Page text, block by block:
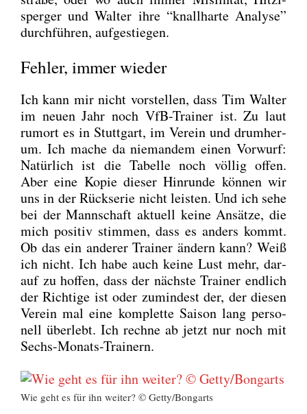
sper­ger und Wal­ter ihre “knall­har­te Ana­ly­se”
durch­füh­ren, auf­ge­stie­gen.
Fehler, immer wieder
Ich kann mir nicht vor­stel­len, dass Tim Wal­ter
im neu­en Jahr noch VfB-Trai­ner ist. Zu laut
rumort es in Stutt­gart, im Ver­ein und drum­her­
um. Ich mache da nie­man­dem einen Vor­wurf:
Natür­lich ist die Tabel­le noch völ­lig offen.
Aber eine Kopie die­ser Hin­run­de kön­nen wir
uns in der Rück­se­rie nicht leis­ten. Und ich sehe
bei der Mann­schaft aktu­ell kei­ne Ansät­ze, die
mich posi­tiv stim­men, dass es anders kommt.
Ob das ein ande­rer Trai­ner ändern kann? Weiß
ich nicht. Ich habe auch kei­ne Lust mehr, dar­
auf zu hof­fen, dass der nächs­te Trai­ner end­lich
der Rich­ti­ge ist oder zumin­dest der, der die­sen
Ver­ein mal eine kom­plet­te Sai­son lang per­so­
nell über­lebt. Ich rech­ne ab jetzt nur noch mit
Sechs-Monats-Trai­nern.
Wie geht es für ihn wei­ter? © Getty/Bongarts